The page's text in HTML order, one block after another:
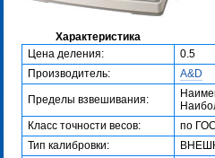
Характеристика
Цена деления:
0.5
Производитель:
A&D
Пределы взвешивания:
Класс точности весов:
по
Тип калибровки: